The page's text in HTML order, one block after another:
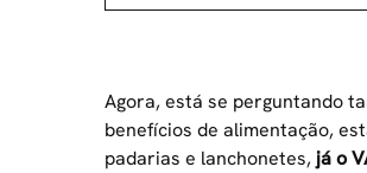
Agora, está se perguntando
benefícios de alimentação,
padarias e lanchonetes, já o